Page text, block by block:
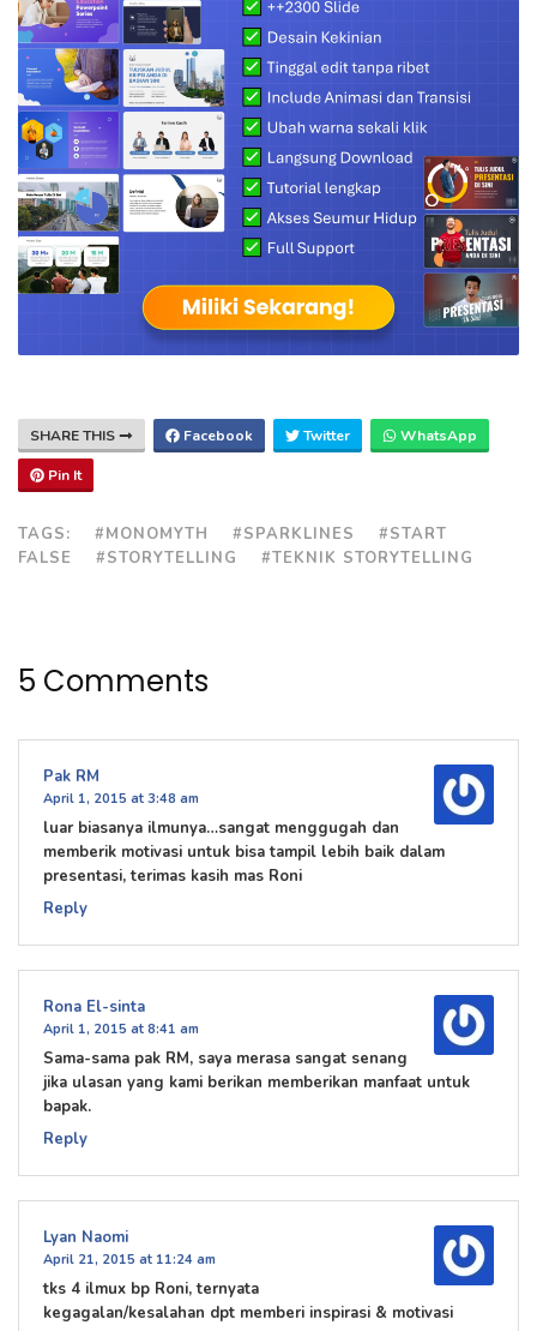
SHARE THIS Facebook Twitter WhatsApp
Pin It
TAGS: #MONOMYTH #SPARKLINES
#START
FALSE
#STORYTELLING #TEKNIK STORYTELLING
5 Comments
Pak RM
April 1, 2015 at 3:48 am
luar biasanya ilmunya…sangat menggugah dan
memberik motivasi untuk bisa tampil lebih baik dalam
presentasi, terimas kasih mas Roni
Reply
Rona El-sinta
April 1, 2015 at 8:41 am
Sama-sama pak RM, saya merasa sangat senang
jika ulasan yang kami berikan memberikan manfaat untuk
bapak.
Reply
Lyan Naomi
April 21, 2015 at 11:24 am
tks 4 ilmux bp Roni, ternyata
kegagalan/kesalahan dpt memberi inspirasi & motivasi